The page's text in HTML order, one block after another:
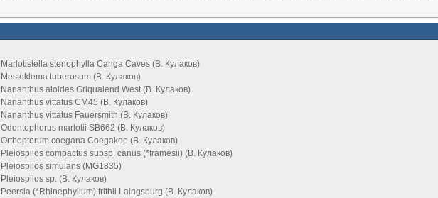
Marlotistella stenophylla Canga Caves (В. Кулаков)
Mestoklema tuberosum (В. Кулаков)
Nananthus aloides Griqualend West (В. Кулаков)
Nananthus vittatus CM45 (В. Кулаков)
Nananthus vittatus Fauersmith (В. Кулаков)
Odontophorus marlotii SB662 (В. Кулаков)
Orthopterum coegana Coegakop (В. Кулаков)
Pleiospilos compactus subsp. canus (*framesii) (В. Кулаков)
Pleiospilos simulans (MG1835)
Pleiospilos sp. (В. Кулаков)
Peersia (*Rhinephyllum) frithii Laingsburg (В. Кулаков)